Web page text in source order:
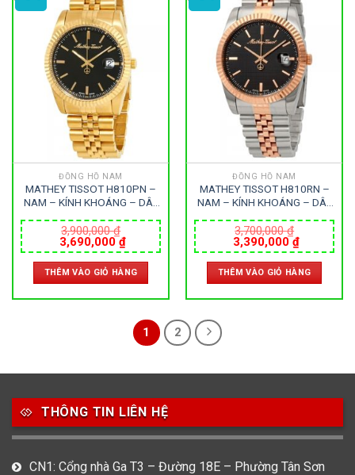
ĐỒNG HỒ NAM
MATHEY TISSOT H810PN –
NAM – KÍNH KHOÁNG – DÂY
– MÁY THỤY SỸ
3,900,000₫
Giá
gốc
là:
3,900,000 ₫.
3,690,000₫Giá
hiện
tại
là:
3,690,000 ₫.
THÊM VÀO GIỎ HÀNG
ĐỒNG HỒ NAM
MATHEY TISSOT H810RN –
NAM – KÍNH KHOÁNG – DÂY
– MÁY THỤY SỸ
3,700,000₫
Giá
gốc
là:
3,700,000 ₫.
3,390,000₫Giá
hiện
tại
là:
THÊM VÀO GIỎ HÀNG
1 2
THÔNG TIN LIÊN HỆ
CN1: Cổng nhà Ga T3 – Đường 18E – Phường Tân Sơn